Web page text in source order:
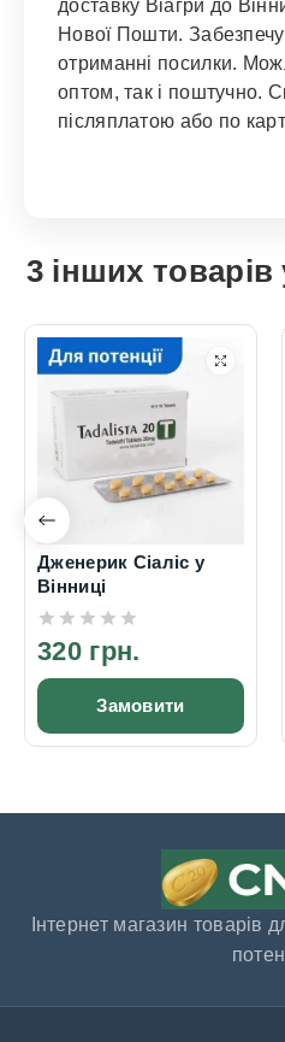
доставку Віагри до
Нової Пошти.
отриманні посилки.
оптом, так і поштучно.
післяплатою або по
3 інших товарів
Дженерик Сіаліс у
Вінниці
320 грн.
Замовити
Інтернет магазин товарів